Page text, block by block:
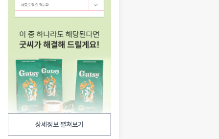
상세정보 펼쳐보기